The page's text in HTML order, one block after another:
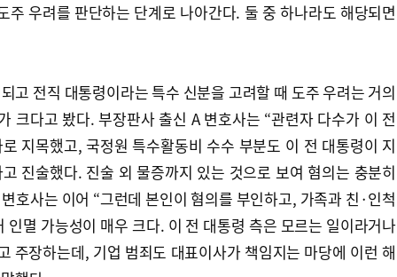
주 우려를 판단하는 단계로 나아간다. 둘 중 하나라도 해당되면
고 전직 대통령이라는 특수 신분을 고려할 때 도주 우려는 거의
크다고 봤다. 부장판사 출신 A 변호사는 “관련자 다수가 이 전
지목했고, 국정원 특수활동비 수수 부분도 이 전 대통령이 지
진술했다. 진술 외 물증까지 있는 것으로 보여 혐의는 충분히
호사는 이어 “그런데 본인이 혐의를 부인하고, 가족과 친·인척
인멸 가능성이 매우 크다. 이 전 대통령 측은 모르는 일이라거나
주장하는데, 기업 범죄도 대표이사가 책임지는 마당에 이런 해